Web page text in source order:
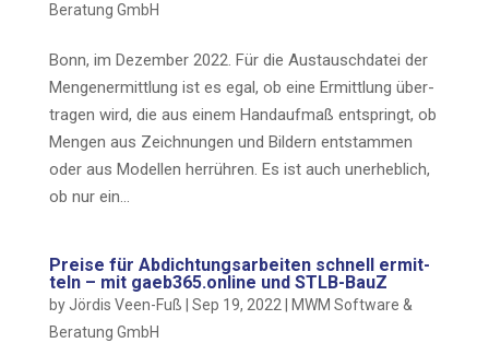
Bera­tung GmbH
Bonn, im Dezem­ber 2022. Für die Aus­tausch­da­tei der
Men­gen­er­mitt­lung ist es egal, ob eine Ermitt­lung über­
tra­gen wird, die aus einem Hand­auf­maß ent­springt, ob
Men­gen aus Zeich­nun­gen und Bil­dern ent­stam­men
oder aus Model­len her­rüh­ren. Es ist auch uner­heb­lich,
ob nur ein…
Prei­se für Abdich­tungs­ar­bei­ten schnell ermit­
teln – mit gaeb365.online und STLB-BauZ
byJördis Veen-Fuß Sep 19, 2022
MWM Soft­ware &
Bera­tung GmbH